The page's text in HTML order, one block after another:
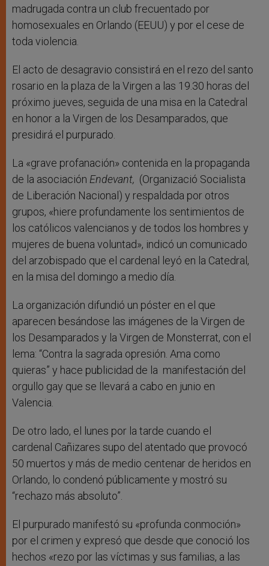
madrugada contra un club frecuentado por
homosexuales en Orlando (EEUU) y por el cese de
toda violencia.
El acto de desagravio consistirá en el rezo del santo
rosario en la plaza de la Virgen a las 19.30 horas del
próximo jueves, seguida de una misa en la Catedral
en honor a la Virgen de los Desamparados, que
presidirá el purpurado.
La «grave profanación» contenida en la propaganda
de la asociación Endevant, (Organizació Socialista
de Liberación Nacional) y respaldada por otros
grupos, «hiere profundamente los sentimientos de
los católicos valencianos y de todos los hombres y
mujeres de buena voluntad», indicó un comunicado
del arzobispado que el cardenal leyó en la Catedral,
en la misa del domingo a medio día.
La organización difundió un póster en el que
aparecen besándose las imágenes de la Virgen de
los Desamparados y la Virgen de Monsterrat, con el
lema: “Contra la sagrada opresión. Ama como
quieras” y hace publicidad de la manifestación del
orgullo gay que se llevará a cabo en junio en
Valencia.
De otro lado, el lunes por la tarde cuando el
cardenal Cañizares supo del atentado que provocó
50 muertos y más de medio centenar de heridos en
Orlando, lo condenó públicamente y mostró su
“rechazo más absoluto”.
El purpurado manifestó su «profunda conmoción»
por el crimen y expresó que desde que conoció los
hechos «rezo por las víctimas y sus familias, a las